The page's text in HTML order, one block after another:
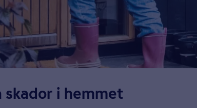
skador i hemmet